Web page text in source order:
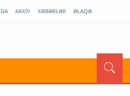
ARXİV XƏBƏRLƏR ƏLAQƏ